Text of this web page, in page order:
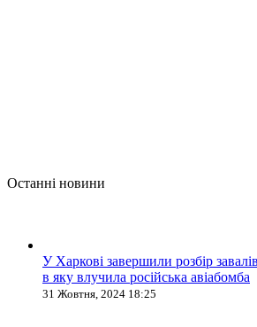
Останні новини
У Харкові завершили розбір
в яку влучила російська авіабомба
31 Жовтня, 2024 18:25